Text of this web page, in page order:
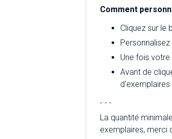
Comment
Cliquez sur le
Une fois
Avant de
d'exemplaires
- - -
La quantité
exemplaires, merci